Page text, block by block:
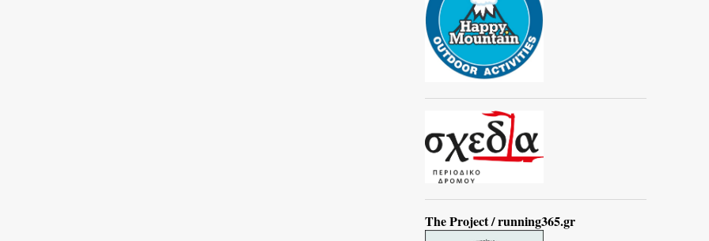
The Project / running365.gr